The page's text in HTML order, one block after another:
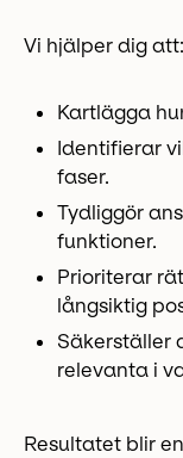
Vi hjälper dig att:
Kartlägga
Identifierar
faser.
Tydliggör
funktioner.
Prioriterar
långsiktig
Säkerställer
relevanta i
Resultatet blir